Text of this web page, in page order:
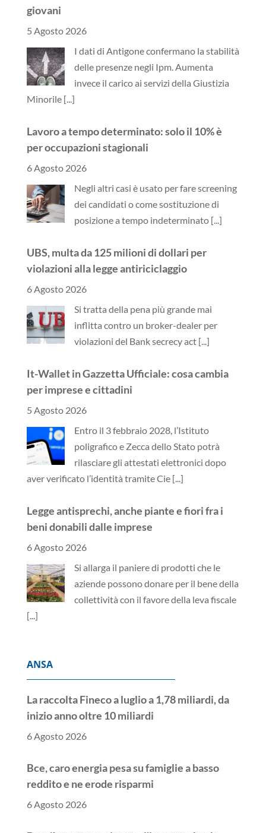
giovani
5 Agosto 2026
I dati di Antigone confermano la stabilità
delle presenze negli Ipm. Aumenta
invece il carico ai servizi della Giustizia
Minorile [...]
Lavoro a tempo determinato: solo il 10% è
per occupazioni stagionali
6 Agosto 2026
Negli altri casi è usato per fare screening
dei candidati o come sostituzione di
posizione a tempo indeterminato [...]
UBS, multa da 125 milioni di dollari per
violazioni alla legge antiriciclaggio
6 Agosto 2026
Si tratta della pena più grande mai
inflitta contro un broker-dealer per
violazioni del Bank secrecy act [...]
It-Wallet in Gazzetta Ufficiale: cosa cambia
per imprese e cittadini
5 Agosto 2026
Entro il 3 febbraio 2028, l’Istituto
poligrafico e Zecca dello Stato potrà
rilasciare gli attestati elettronici dopo
aver verificato l’identità tramite Cie [...]
Legge antisprechi, anche piante e fiori fra i
beni donabili dalle imprese
6 Agosto 2026
Si allarga il paniere di prodotti che le
aziende possono donare per il bene della
collettività con il favore della leva fiscale
[...]
ANSA
La raccolta Fineco a luglio a 1,78 miliardi, da
inizio anno oltre 10 miliardi
6 Agosto 2026
Bce, caro energia pesa su famiglie a basso
reddito e ne erode risparmi
6 Agosto 2026